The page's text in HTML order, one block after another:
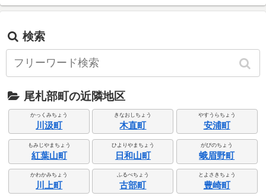
検索
尾札部町の近隣地区
かっくみちょう
川汲町
きなおしちょう
木直町
やすうらちょう
安浦町
もみじやまちょう
紅葉山町
ひよりやまちょう
日和山町
がびのちょう
蛾眉野町
かわかみちょう
川上町
ふるべちょう
古部町
とよさきちょう
豊崎町